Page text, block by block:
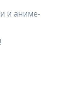
и аниме-